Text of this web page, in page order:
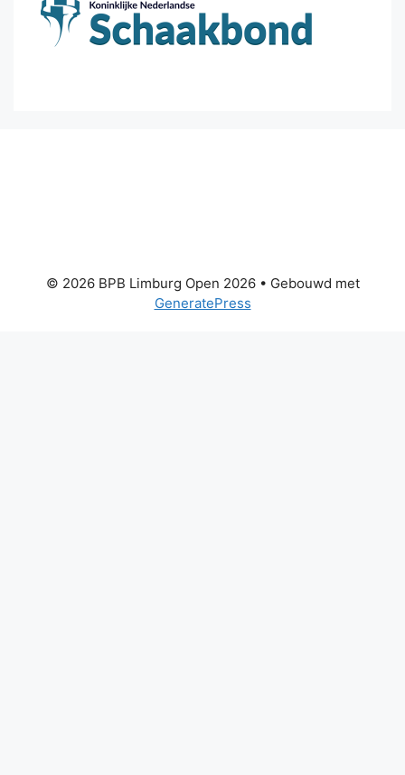
© 2026 BPB Limburg Open 2026• Gebouwd met
GeneratePress